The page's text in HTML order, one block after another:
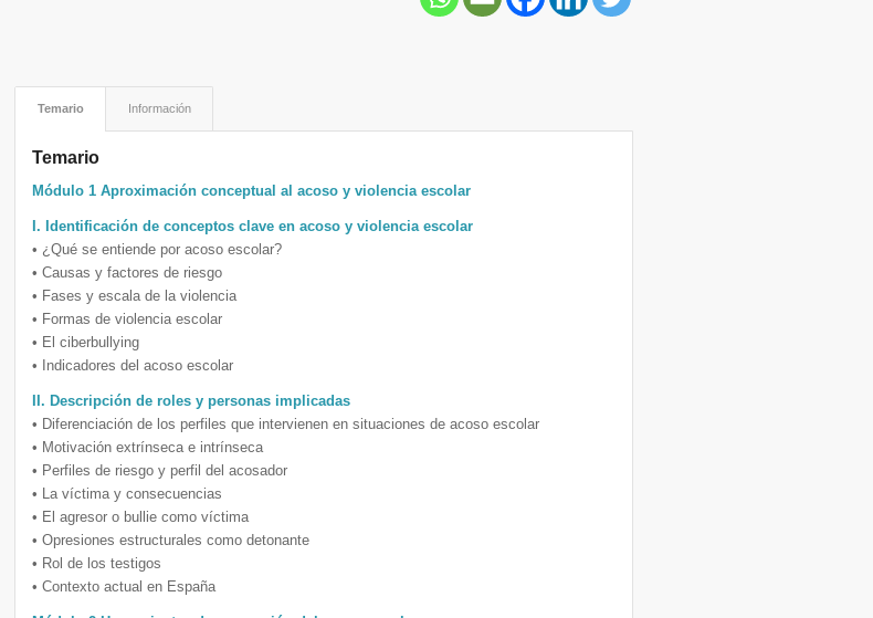
Temario Información
Temario
Módulo 1 Aproximación conceptual al acoso y violencia escolar
I. Identificación de conceptos clave en acoso y violencia escolar
• ¿Qué se entiende por acoso escolar?
• Causas y factores de riesgo
• Fases y escala de la violencia
• Formas de violencia escolar
• El ciberbullying
• Indicadores del acoso escolar
II. Descripción de roles y personas implicadas
• Diferenciación de los perfiles que intervienen en situaciones de acoso escolar
• Motivación extrínseca e intrínseca
• Perfiles de riesgo y perfil del acosador
• La víctima y consecuencias
• El agresor o bullie como víctima
• Opresiones estructurales como detonante
• Rol de los testigos
• Contexto actual en España